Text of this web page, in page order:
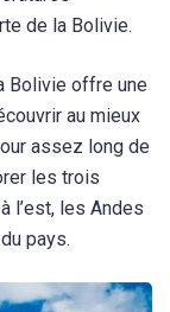
de la Bolivie.
Bolivie offre une
au mieux
assez long de
les trois
l’est, les Andes
pays.